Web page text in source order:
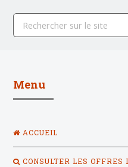
Menu
ACCUEIL
CONSULTER LES OFFRES